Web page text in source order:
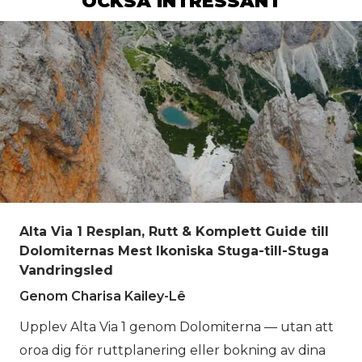
Alta Via 1 Resplan, Rutt & Komplett Guide till
Dolomiternas Mest Ikoniska Stuga-till-Stuga
Vandringsled
Genom Charisa Kailey-Lê
Upplev Alta Via 1 genom Dolomiterna — utan att
oroa dig för ruttplanering eller bokning av dina